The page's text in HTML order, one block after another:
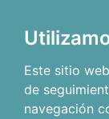
Este sitio
de
navegación